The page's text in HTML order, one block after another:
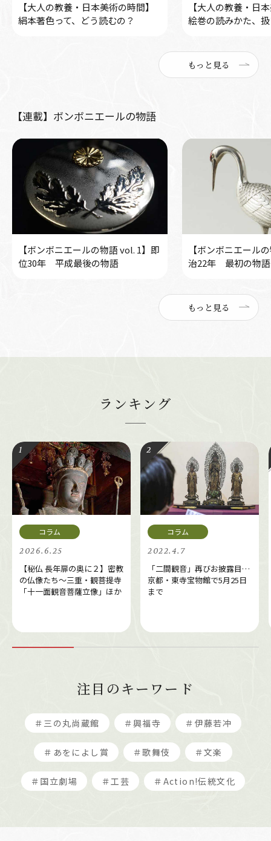
【大人の教養・日本美術の時間】
絹本著色って、どう読むの？
【大人の教養・日
絵巻の読みかた、
もっと見る
【連載】ボンボニエールの物語
【ボンボニエールの物語 vol. 1】即
位30年 平成最後の物語
【ボンボニエール
治22年 最初の物語
もっと見る
ランキング
2026.6.25
【秘仏 長年扉の奥に２】密教
の仏像たち～三重・観菩提寺
「十一面観音菩薩立像」ほか
2022.4.7
「二間観音」再びお披露目…
京都・東寺宝物館で5月25日
まで
注目のキーワード
＃三の丸尚蔵館 ＃興福寺 ＃伊藤若冲
＃あをによし賞 ＃歌舞伎 ＃文楽
＃国立劇場 ＃工芸 ＃Action!伝統文化